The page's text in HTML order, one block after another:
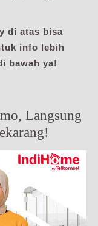
di atas bisa
info lebih
bawah ya!
Langsung